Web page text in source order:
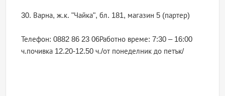
30. Варна, ж.к. "Чайка", бл. 181, магазин 5 (партер)
Телефон: 0882 86 23 06Работно време: 7:30 – 16:00
ч.почивка 12.20-12.50 ч./от понеделник до петък/